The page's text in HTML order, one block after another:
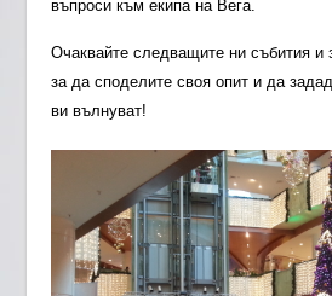
въпроси към екипа на Вега.
Очаквайте следващите ни събития и
за да споделите своя опит и да
ви вълнуват!